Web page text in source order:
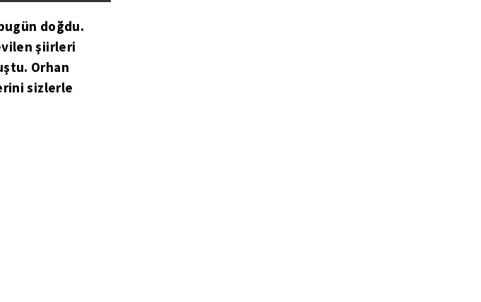
doğdu.
şiirleri
Orhan
sizlerle